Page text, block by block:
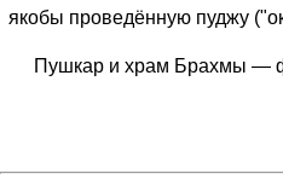
якобы проведённую пуджу
Пушкар и храм Брахмы —